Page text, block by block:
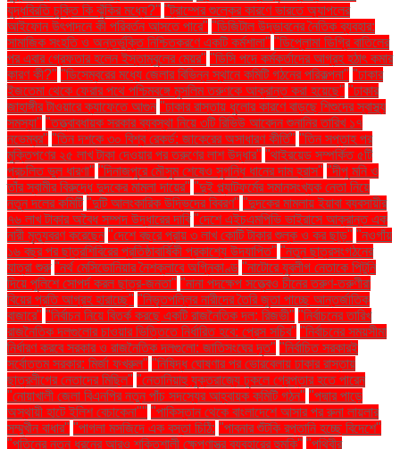
যুদ্ধবিরতি চুক্তি কি ঝুঁকির মধ্যে?" "ট্রাম্পের শুল্কের কারণে ভারতে অ্যাপলের
আইফোন উৎপাদনে কী পরিবর্তন আসতে পারে" "ডিজিটাল উদ্ভাবনের নৈতিক ব্যবহার:
সামাজিক সংহতি ও অন্তর্ভুক্তি নিশ্চিতকরণে একটি কর্মশালা" "ডিপ্লোমা ডিগ্রি বাতিলের
পর এবার গ্রেফতার হলেন ইস্তাম্বুলের মেয়র" "ডিসি পদে কর্মকর্তাদের আগ্রহ হঠাৎ কমার
কারণ কী?" "ডিসেম্বরের মধ্যে জেলার বিভিন্ন স্থানে কমিটি গঠনের পরিকল্পনা" "ঢাকার
ইজতেমা থেকে ফেরার পথে পশ্চিমবঙ্গে মুসলিম তরুণকে আক্রান্ত করা হয়েছে" "ঢাকার
জাহাঙ্গীর টাওয়ারে ক্যাফেতে আগুন "ঢাকার রাস্তায় ধুলোর কারণে বাড়ছে শিশুদের স্বাস্থ্য
সমস্যা" "তত্ত্বাবধায়ক সরকার ব্যবস্থা নিয়ে ৩টি রিভিউ আবেদন শুনানির তারিখ ১৭
নভেম্বর" "তিন দশকে ৩০ বিশ্ব রেকর্ড: জাকেরের অসাধারণ কীর্তি" "তিন সপ্তাহ পর
মুক্তিপণের ২৫ লাখ টাকা দেওয়ার পর তরুণের লাশ উদ্ধার" "থাইরয়েড সম্পর্কিত ৫টি
প্রচলিত ভুল ধারণা" "দিনাজপুরে মৌসুম শেষেও সুগন্ধি ধানের দাম হ্রাস" "দীপু মনি ও
তাঁর স্বামীর বিরুদ্ধে দুদকের মামলা দায়ের" "দুই প্ল্যাটফর্মের সমানসংখ্যক নেতা নিয়ে
নতুন দলের কমিটি "দুটি আলংকারিক উদ্ভিদের বিবরণ" "দুদকের মামলায় ইয়াবা ব্যবসায়ীর
৭৬ লাখ টাকার অবৈধ সম্পদ উদ্ধারের দাবি "দেশে এইচএমপিভি ভাইরাসে আক্রান্ত এক
নারী মৃত্যুবরণ করেছেন "দেশে বছরে প্রায় ৩ লাখ কোটি টাকার শুল্ক ও কর ছাড়" "নওগাঁয়
১৬ বছর পর ছাত্রশিবিরের প্রতিষ্ঠাবার্ষিকী প্রকাশ্যে উদযাপিত" "নতুন ছাত্রসংগঠনের
যাত্রা শুরু "নর্থ মেসিডোনিয়ার নৈশক্লাবে অগ্নিকাণ্ড "নাটোরে যুবলীগ নেতাকে পিটুনি
দিয়ে পুলিশে সোপর্দ করল ছাত্র-জনতা" "নানা পদক্ষেপ সত্ত্বেও চীনের তরুণ-তরুণীরা
বিয়ের প্রতি আগ্রহ হারাচ্ছে" "নিভৃতপল্লির নারীদের তৈরি জুতা পাচ্ছে আন্তর্জাতিক
বাজারে" "নির্বাচন নিয়ে বিতর্ক করছে একটি রাজনৈতিক দল: রিজভী" "নির্বাচনের তারিখ
রাজনৈতিক দলগুলোর চাওয়ার ভিত্তিতে নির্ধারিত হবে: প্রেস সচিব" "নির্বাচনের সময়সীমা
নির্ধারণ করবে সরকার ও রাজনৈতিক দলগুলো: জাতিসংঘের দূত" "নির্বাচিত সরকারই
সর্বোত্তম সরকার: মির্জা ফখরুল" "নিষিদ্ধ ঘোষণার পর ভোরবেলায় ঢাকার রাস্তায়
ছাত্রলীগের নেতাদের মিছিল" "নেতানিয়াহু যুক্তরাজ্যে ঢুকলে গ্রেপ্তার হতে পারেন
"নোয়াখালী জেলা বিএনপির নতুন পাঁচ সদস্যের আহ্বায়ক কমিটি গঠন" "পদ্মার পাড়ে
অস্থায়ী হাটে ইলিশ বেচাকেনা"'' "পাকিস্তান থেকে বাংলাদেশে আসার পর রুনা লায়লার
সম্মুখীন বাধার" "পাগলা মসজিদে এক বস্তা চিঠি: "পাবনার শুঁটকি রপ্তানি হচ্ছে বিদেশে"
"পুতিনের নতুন ধরনের আরও শক্তিশালী ক্ষেপণাস্ত্র ব্যবহারের হুমকি" "পৃথিবীর